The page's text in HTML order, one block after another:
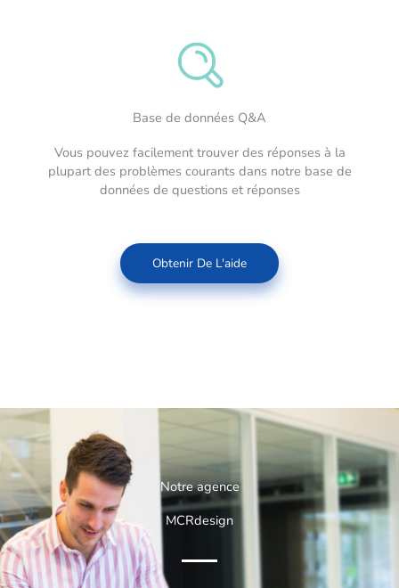
Base de données Q&A
Vous pouvez facilement trouver des réponses à la
plupart des problèmes courants dans notre base de
données de questions et réponses
Obtenir De L'aide
Notre agence
MCRdesign